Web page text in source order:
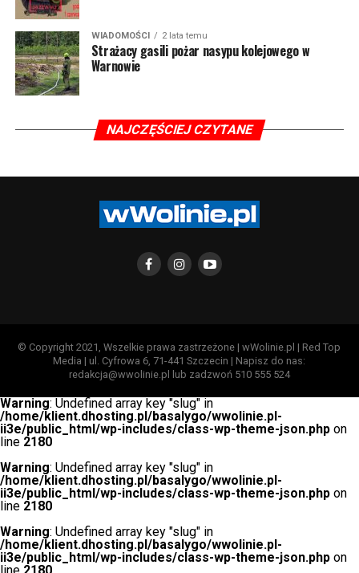
WIADOMOŚCI 2 lata temu
Strażacy gasili pożar nasypu kolejowego w
Warnowie
NAJCZĘŚCIEJ CZYTANE
© Copyright 2021, Wszelkie prawa zastrzeżone | wWolinie.pl | Red Top
Media | ul. Cyfrowa 6, 71-441 Szczecin | Napisz do nas:
redakcja@wwolinie.pl lub zadzwoń 510 555 524
Warning: Undefined array key "slug" in
/home/klient.dhosting.pl/basalygo/wwolinie.pl-
ii3e/public_html/wp-includes/class-wp-theme-json.php on
line 2180
Warning: Undefined array key "slug" in
/home/klient.dhosting.pl/basalygo/wwolinie.pl-
ii3e/public_html/wp-includes/class-wp-theme-json.php on
line 2180
Warning: Undefined array key "slug" in
/home/klient.dhosting.pl/basalygo/wwolinie.pl-
ii3e/public_html/wp-includes/class-wp-theme-json.php on